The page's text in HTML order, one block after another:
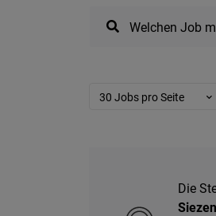
Welchen Job
30 Jobs pro Seite
Die